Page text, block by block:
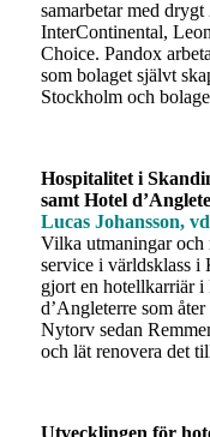
samarbetar med
InterContinental,
Choice. Pandox
som bolaget självt
Stockholm och
Hospitalitet i
samt Hotel
Lucas Johansson,
Vilka utmaningar och
service i världsklass i
gjort en hotellkarriär
d’Angleterre som
Nytorv sedan
och lät renovera det
Utvecklingen för